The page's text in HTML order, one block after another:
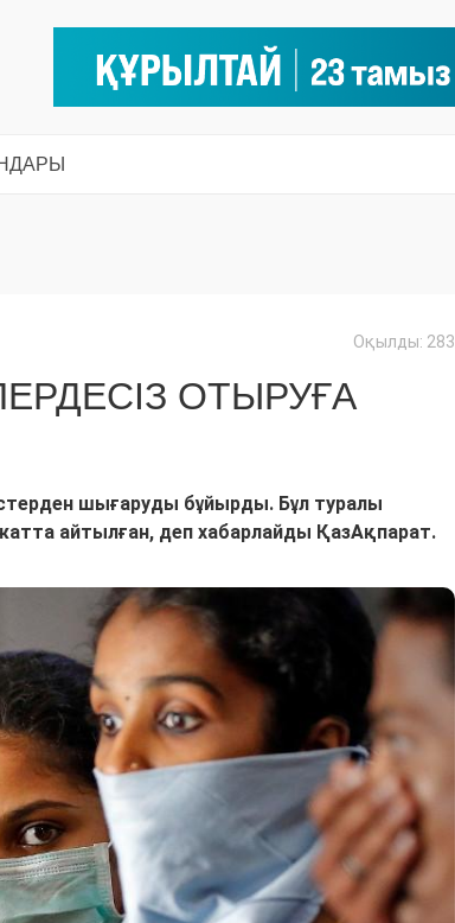
Оқылды: 283
ОТЫРУҒА
шығаруды бұйырды. Бұл туралы
айтылған, деп хабарлайды ҚазАқпарат.